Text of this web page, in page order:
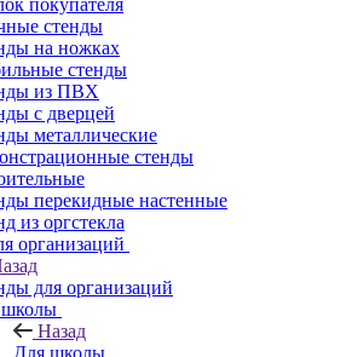
покупателя
стенды
на ножках
стенды
из ПВХ
с дверцей
металлические
стенды
перекидные настенные
из оргстекла
организаций
для организаций
Назад
Для школы